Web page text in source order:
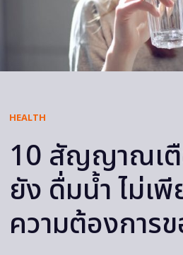
HEALTH
10 สัญญาณเ
ยัง ดื่มน้ำ ไม่เ
ความต้องการ